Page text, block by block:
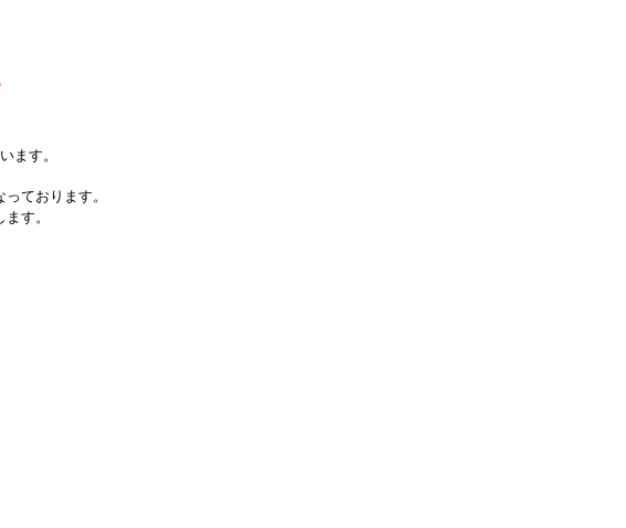
ます。
ております。
す。